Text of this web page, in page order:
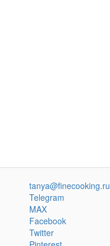
tanya@finecooking.ru
Telegram
MAX
Facebook
Twitter